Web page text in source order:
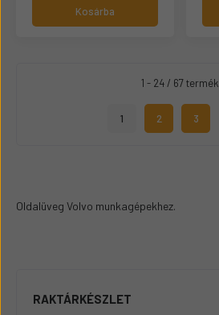
Kosárba
1 - 24 / 67 termék
1 2 3
Oldalüveg Volvo munkagépekhez.
RAKTÁRKÉSZLET